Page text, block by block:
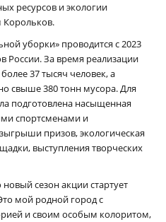
ресурсов и экологии
Корольков.
уборки» проводится с 2023
России. За время реализации
37 тысяч человек, а
свыше 380 тонн мусора. Для
подготовлена насыщенная
спортсменами и
призов, экологическая
выступления творческих
сезон акции стартует
мой родной город с
и своим особым колоритом,